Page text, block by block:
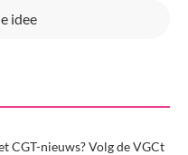
idee
CGT-nieuws? Volg de VGCt